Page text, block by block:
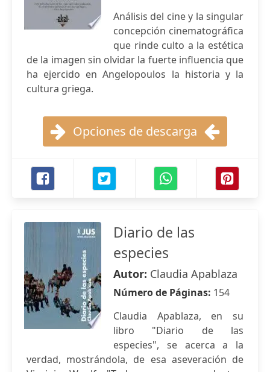
Análisis del cine y la singular
concepción cinematográfica
que rinde culto a la estética
de la imagen sin olvidar la fuerte influencia que
ha ejercido en Angelopoulos la historia y la
cultura griega.
Opciones de descarga
Diario de las
especies
Autor: Claudia Apablaza
Número de Páginas: 154
Claudia Apablaza, en su
libro "Diario de las
especies", se acerca a la
verdad, mostrándola, de esa aseveración de